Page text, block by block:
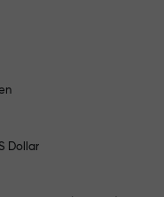
depozitingizdan 1
katta bo‘lsa,
yuqori bo‘ladi.
bilan
Dollar